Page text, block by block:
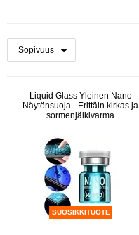
Liquid Glass Yleinen Nano
Näytönsuoja - Erittäin kirkas ja
sormenjälkivarma
SUOSIKKITUOTE